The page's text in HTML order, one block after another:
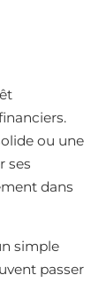
ou une
ses
dans
simple
passer